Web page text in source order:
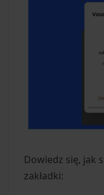
Dowiedz się, jak
zakładki: